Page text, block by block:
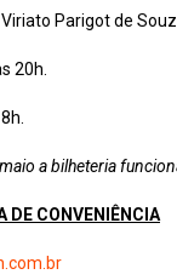
Parigot de
20h.
a bilheteria
DE CONVENIÊNCIA